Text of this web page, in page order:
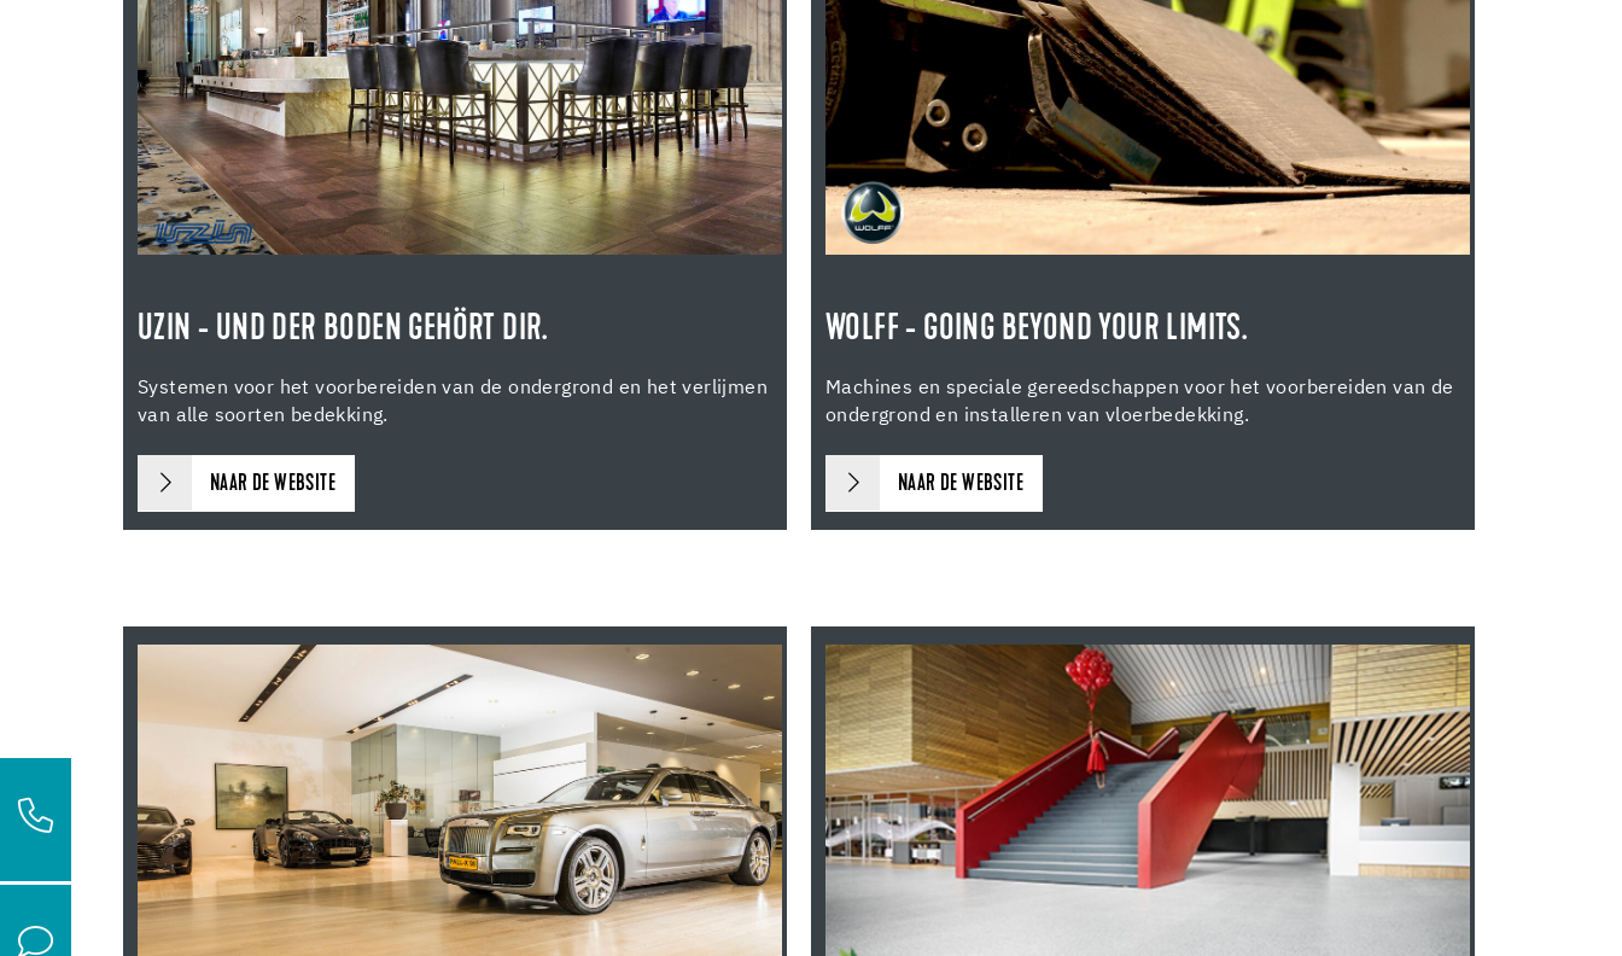
UZIN - UND DER BODEN GEHÖRT DIR.
Systemen voor het voorbereiden van de ondergrond en het verlijmen
van alle soorten bedekking.
NAAR DE WEBSITE
WOLFF - GOING BEYOND YOUR LIMITS.
Machines en speciale gereedschappen voor het voorbereiden van de
ondergrond en installeren van vloerbedekking.
NAAR DE WEBSITE